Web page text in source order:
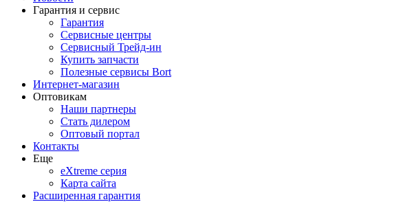
Гарантия и сервис
Гарантия
Сервисные центры
Сервисный Трейд-ин
Купить запчасти
Полезные сервисы Bort
Интернет-магазин
Оптовикам
Наши партнеры
Стать дилером
Оптовый портал
Контакты
Еще
eXtreme серия
Карта сайта
Расширенная гарантия